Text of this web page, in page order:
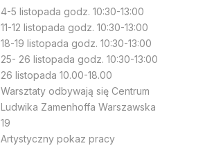
4-5 listopada godz. 10:30-13:00
11-12 listopada godz. 10:30-13:00
18-19 listopada godz. 10:30-13:00
25- 26 listopada godz. 10:30-13:00
26 listopada 10.00-18.00
Warsztaty odbywają się Centrum
Ludwika Zamenhoffa Warszawska
19
Artystyczny pokaz pracy